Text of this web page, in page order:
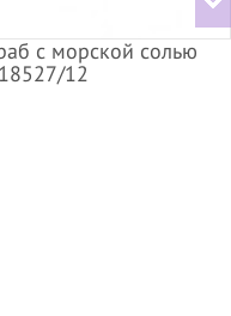
с морской солью
12